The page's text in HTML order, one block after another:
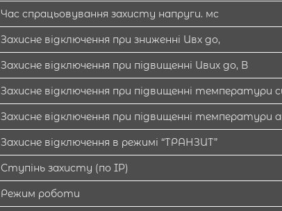
Час спрацьовування захисту напруги. мс
Захисне відключення при зниженні Uвх до,
Захисне відключення при підвищенні Uвих до, В
Захисне відключення при підвищенні температури
Захисне відключення при підвищенні
Захисне відключення в режимі “ТРАНЗИТ”
Ступінь захисту (по IP)
Режим роботи